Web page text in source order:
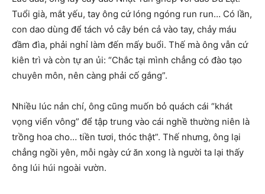
Tuổi già, mắt yếu, tay ông cứ lóng ngóng run run… Có lần,
con dao dùng để tách vỏ cây bén cả vào tay, chảy máu
đầm đìa, phải nghỉ làm đến mấy buổi. Thế mà ông vẫn cứ
kiên trì và còn tự an ủi: “Chắc tại mình chẳng có đào tạo
chuyên môn, nên càng phải cố gắng”.
Nhiều lúc nản chí, ông cũng muốn bỏ quách cái “khát
vọng viển vông” để tập trung vào cái nghề thường niên là
trồng hoa cho… tiền tươi, thóc thật”. Thế nhưng, ông lại
chẳng ngồi yên, mỗi ngày cứ ăn xong là người ta lại thấy
ông lúi húi ngoài vườn.